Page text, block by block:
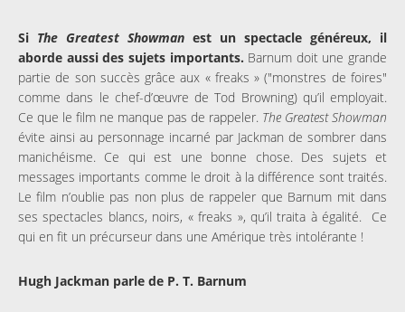
Si The Greatest Showman est un spectacle généreux, il
aborde aussi des sujets importants. Barnum doit une grande
partie de son succès grâce aux « freaks » ("monstres de foires"
comme dans le chef-d’œuvre de Tod Browning) qu’il employait.
Ce que le film ne manque pas de rappeler. The Greatest Showman
évite ainsi au personnage incarné par Jackman de sombrer dans
manichéisme. Ce qui est une bonne chose. Des sujets et
messages importants comme le droit à la différence sont traités.
Le film n’oublie pas non plus de rappeler que Barnum mit dans
ses spectacles blancs, noirs, « freaks », qu’il traita à égalité. Ce
qui en fit un précurseur dans une Amérique très intolérante !
Hugh Jackman parle de P. T. Barnum